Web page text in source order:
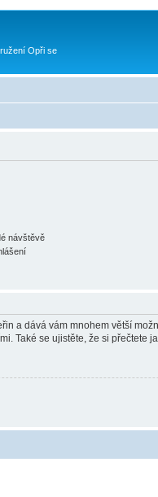
Opři se
návštěvě
a dává vám mnohem větší
Také se ujistěte, že si přečtete